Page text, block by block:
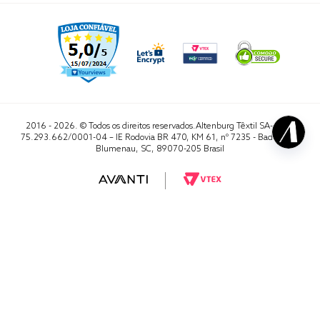
2016 - 2026. © Todos os direitos reservados.Altenburg Têxtil SA- CNPJ
75.293.662/0001-04 – IE Rodovia BR 470, KM 61, nº 7235 - Badenfurt,
Blumenau, SC, 89070-205 Brasil